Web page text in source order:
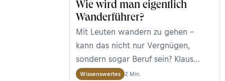
Wie wird man eigentlich
Wanderführer?
Mit Leuten wandern zu gehen –
kann das nicht nur Vergnügen,
sondern sogar Beruf sein? Klaus
Haselböck, der die Ausbildung zum
Wissenswertes 2 Min.